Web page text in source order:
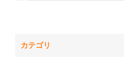
カテゴリ